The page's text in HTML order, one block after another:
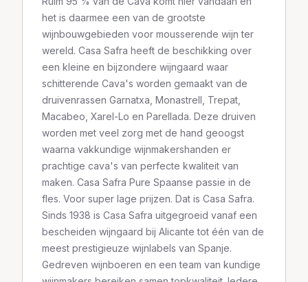
het is daarmee een van de grootste
wijnbouwgebieden voor mousserende wijn ter
wereld. Casa Safra heeft de beschikking over
een kleine en bijzondere wijngaard waar
schitterende Cava's worden gemaakt van de
druivenrassen Garnatxa, Monastrell, Trepat,
Macabeo, Xarel-Lo en Parellada. Deze druiven
worden met veel zorg met de hand geoogst
waarna vakkundige wijnmakershanden er
prachtige cava's van perfecte kwaliteit van
maken. Casa Safra Pure Spaanse passie in de
fles. Voor super lage prijzen. Dat is Casa Safra.
Sinds 1938 is Casa Safra uitgegroeid vanaf een
bescheiden wijngaard bij Alicante tot één van de
meest prestigieuze wijnlabels van Spanje.
Gedreven wijnboeren en een team van kundige